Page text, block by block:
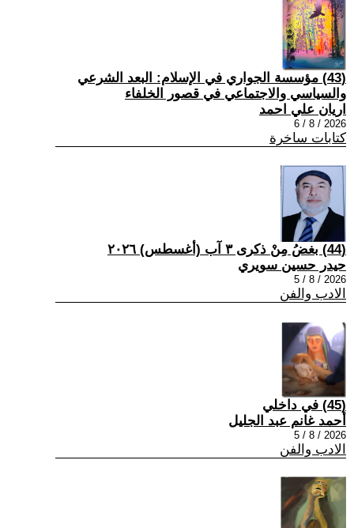
(43) مؤسسة الجواري في الإسلام: البعد الشرعي
والسياسي والاجتماعي في قصور الخلفاء
اريان علي احمد
2026 / 8 / 6
كتابات ساخرة
(44) بغضُ مِنْ ذكرى ٣ آب (أغسطس) ٢٠٢٦
حيدر حسين سويري
2026 / 8 / 5
الادب والفن
(45) في داخلي
أحمد غانم عبد الجليل
2026 / 8 / 5
الادب والفن